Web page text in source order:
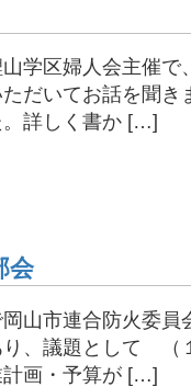
学区婦人会主催で
だいてお話を聞
。詳しく書か […]
会
山市連合防火委員
、議題として （
画・予算が […]